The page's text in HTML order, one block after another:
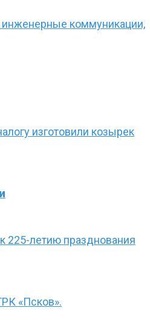
коммуникации,
изготовили козырек
225-летию празднования
«Псков».